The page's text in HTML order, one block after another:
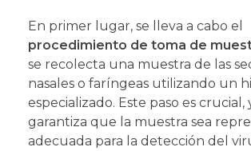
En primer lugar, se lleva a cabo el
procedimiento de toma de
se recolecta una muestra de las
nasales o faríngeas utilizando un
especializado. Este paso es crucial,
garantiza que la muestra sea
adecuada para la detección del